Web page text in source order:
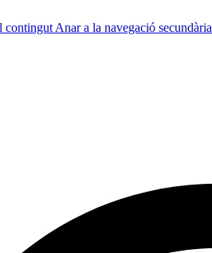
contingut Anar a la navegació secundària